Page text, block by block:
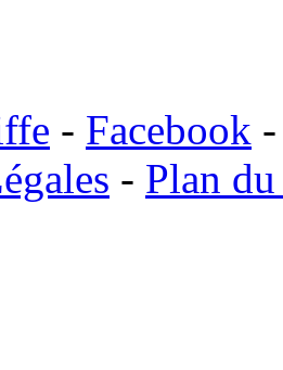
- Facebook
- Plan